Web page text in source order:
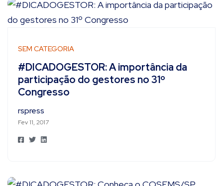
SEM CATEGORIA
#DICADOGESTOR: A importância da
participação do gestores no 31º
Congresso
rspress
Fev 11, 2017